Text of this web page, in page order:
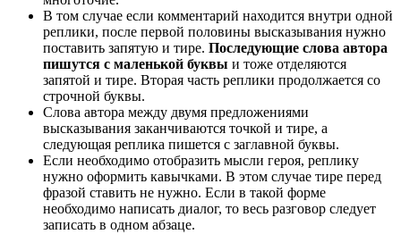
В том случае если комментарий находится внутри одной
реплики, после первой половины высказывания нужно
поставить запятую и тире. Последующие слова автора
пишутся с маленькой буквы и тоже отделяются
запятой и тире. Вторая часть реплики продолжается со
строчной буквы.
Слова автора между двумя предложениями
высказывания заканчиваются точкой и тире, а
следующая реплика пишется с заглавной буквы.
Если необходимо отобразить мысли героя, реплику
нужно оформить кавычками. В этом случае тире перед
фразой ставить не нужно. Если в такой форме
необходимо написать диалог, то весь разговор следует
записать в одном абзаце.